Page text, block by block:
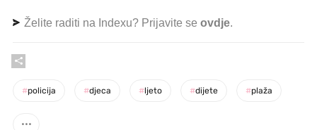
Želite raditi na Indexu? Prijavite se ovdje.
#policija #djeca #ljeto #dijete #plaža